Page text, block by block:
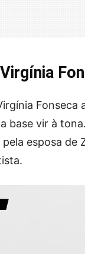
Fonseca
base vir à
esposa de